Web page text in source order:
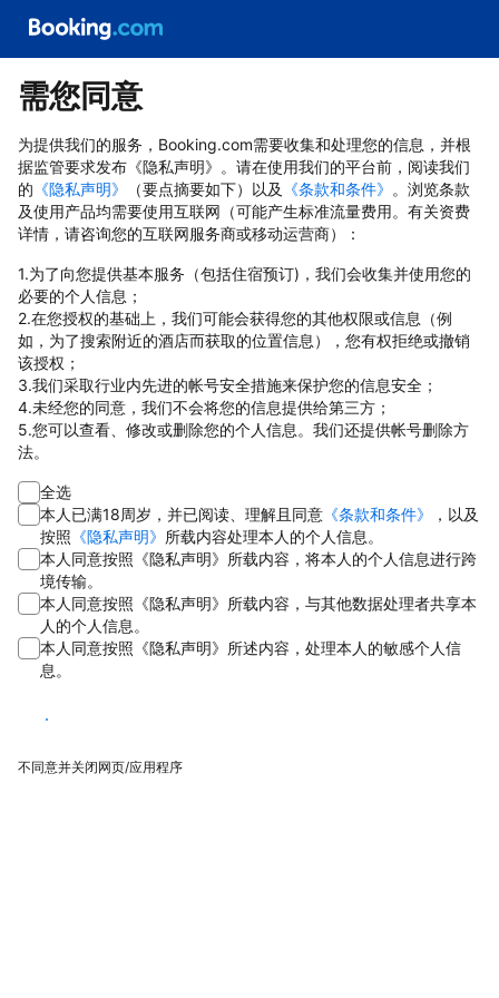
需您同意
为提供我们的服务，Booking.com需要收集和处理您的信息，并根
据监管要求发布《隐私声明》。请在使用我们的平台前，阅读我们
的 《隐私声明》 （要点摘要如下）以及 《条款和条件》 。浏览条款
及使用产品均需要使用互联网（可能产生标准流量费用。有关资费
详情，请咨询您的互联网服务商或移动运营商）：
1.为了向您提供基本服务（包括住宿预订)，我们会收集并使用您的
必要的个人信息；
2.在您授权的基础上，我们可能会获得您的其他权限或信息（例
如，为了搜索附近的酒店而获取的位置信息），您有权拒绝或撤销
该授权；
3.我们采取行业内先进的帐号安全措施来保护您的信息安全；
4.未经您的同意，我们不会将您的信息提供给第三方；
5.您可以查看、修改或删除您的个人信息。我们还提供帐号删除方
法。
全选
本人已满18周岁，并已阅读、理解且同意 《条款和条件》
，以及
按照 《隐私声明》 所载内容处理本人的个人信息。
本人同意按照《隐私声明》所载内容，将本人的个人信息进行跨
境传输。
本人同意按照《隐私声明》所载内容，与其他数据处理者共享本
人的个人信息。
本人同意按照《隐私声明》所述内容，处理本人的敏感个人信
息。
同意
不同意并关闭网页/应用程序